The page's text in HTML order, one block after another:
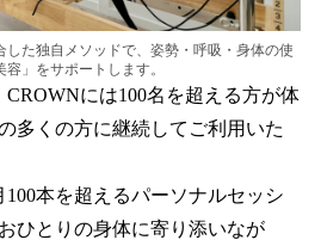
した独自メソッドで、姿勢・呼吸・身体の使
」をサポートします。
CROWNには100名を超える方が体
多くの方に継続してご利用いた
本を超えるパーソナルセッシ
ひとりの身体に寄り添いなが